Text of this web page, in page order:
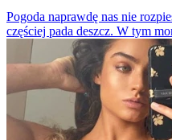
Pogoda naprawdę nas nie
częściej pada deszcz. W tym
w Brazylii, gdzie w ciągu
wahać ok. 25 stopni Celsjusza.
którego chcielibyśmy się tam